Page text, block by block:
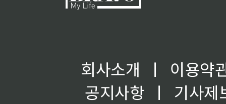
회사소개 ㅣ
이용약
공지사항
ㅣ
기사제